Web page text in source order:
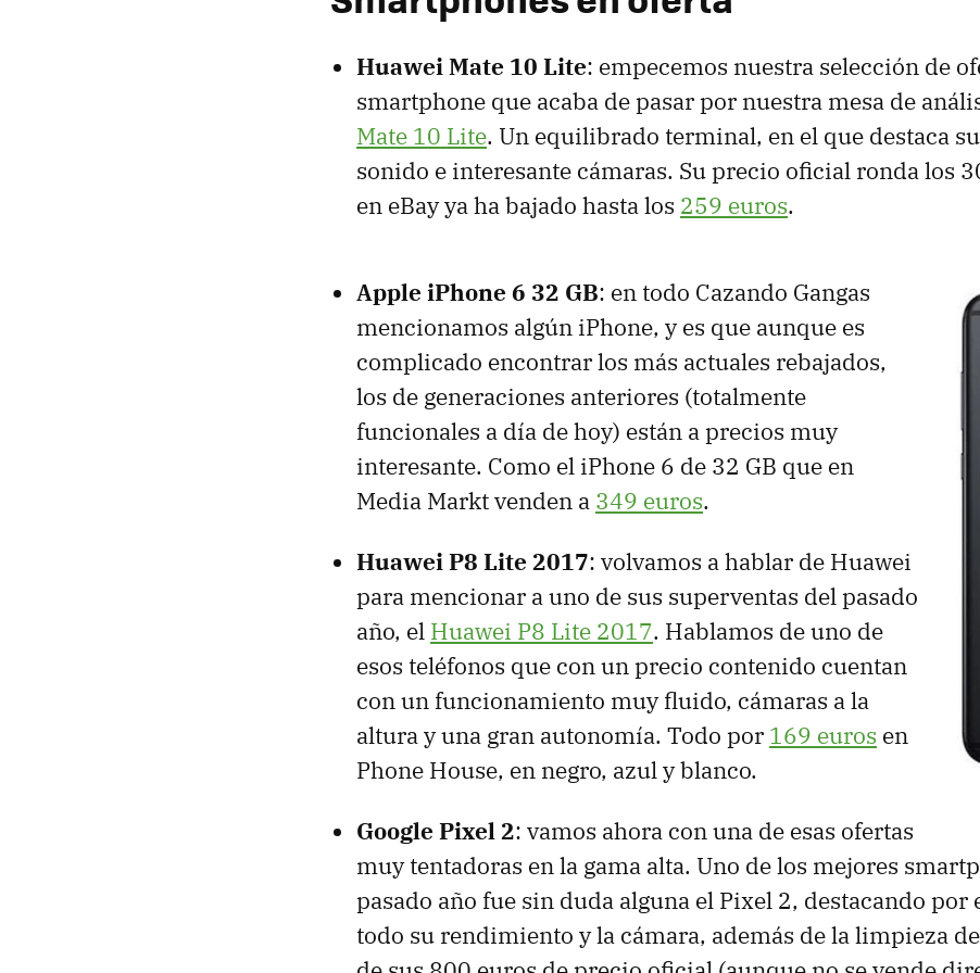
Huawei Mate 10 Lite: empecemos nuestra selección de
smartphone que acaba de pasar por nuestra mesa de
Mate 10 Lite. Un equilibrado terminal, en el que destaca
sonido e interesante cámaras. Su precio oficial ronda los
en eBay ya ha bajado hasta los 259 euros.
Apple iPhone 6 32 GB: en todo Cazando Gangas
mencionamos algún iPhone, y es que aunque es
complicado encontrar los más actuales rebajados,
los de generaciones anteriores (totalmente
funcionales a día de hoy) están a precios muy
interesante. Como el iPhone 6 de 32 GB que en
Media Markt venden a 349 euros.
Huawei P8 Lite 2017: volvamos a hablar de Huawei
para mencionar a uno de sus superventas del pasado
año, el Huawei P8 Lite 2017. Hablamos de uno de
esos teléfonos que con un precio contenido cuentan
con un funcionamiento muy fluido, cámaras a la
altura y una gran autonomía. Todo por 169 euros en
Phone House, en negro, azul y blanco.
Google Pixel 2: vamos ahora con una de esas ofertas
muy tentadoras en la gama alta. Uno de los mejores
pasado año fue sin duda alguna el Pixel 2, destacando por
todo su rendimiento y la cámara, además de la limpieza